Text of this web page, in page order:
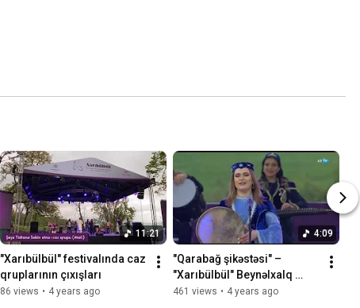
11:21
"Xarıbülbül" festivalında caz
qruplarının çıxışları
86 views • 4 years ago
4:09
"Qarabağ şikəstəsi" –
"Xarıbülbül" Beynəlxalq
Folklor Festivalı
461 views • 4 years ago